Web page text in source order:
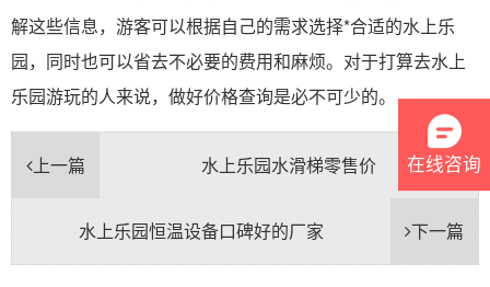
解这些信息，游客可以根据自己的需求选择*合适的水上乐
园，同时也可以省去不必要的费用和麻烦。对于打算去水上
乐园游玩的人来说，做好价格查询是必不可少的。
上一篇 水上乐园水滑梯零售价
下一篇
水上乐园恒温设备口碑好的厂家
在线咨询